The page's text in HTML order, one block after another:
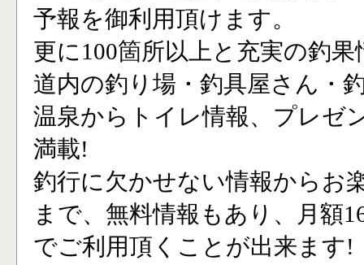
予報を御利用頂けます。
更に100箇所以上と充実の釣果
道内の釣り場・釣具屋さん・
温泉からトイレ情報、プレゼ
満載!
釣行に欠かせない情報からお
まで、無料情報もあり、月額
でご利用頂くことが出来ます!